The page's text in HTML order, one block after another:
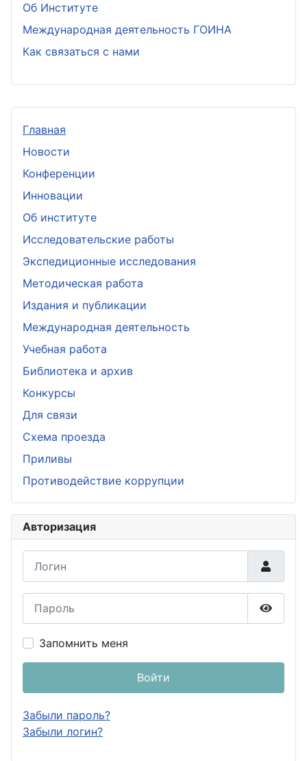
Главная
Новости
Конференции
Инновации
Об институте
Исследовательские работы
Экспедиционные исследования
Методическая работа
Издания и публикации
Международная деятельность
Учебная работа
Библиотека и архив
Конкурсы
Для связи
Схема проезда
Приливы
Противодействие коррупции
Авторизация
Запомнить меня
Войти
Забыли пароль?
Забыли логин?
Об Институте
Международная деятельность ГОИНА
Как связаться с нами